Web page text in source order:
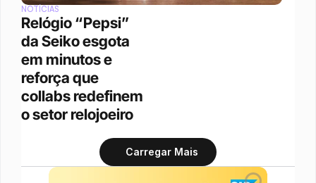
NOTÍCIAS
Relógio “Pepsi”
da Seiko esgota
em minutos e
reforça que
collabs redefinem
o setor relojoeiro
Carregar Mais